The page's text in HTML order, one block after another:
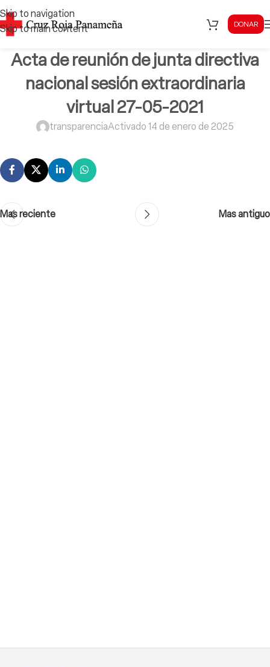
Skip to navigation
Skip to main content
DONAR
Acta de reunión de junta directiva
nacional sesión extraordinaria
virtual 27-05-2021
transparenciaActivado 14 de enero de 2025
Mas reciente Mas antiguo